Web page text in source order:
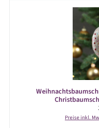
Preise inkl.